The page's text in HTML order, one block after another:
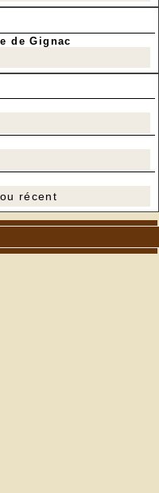
de Gignac
récent